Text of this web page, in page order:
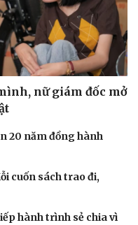
nữ giám đốc mở
20 năm đồng hành
cuốn sách trao đi,
hành trình sẻ chia vì